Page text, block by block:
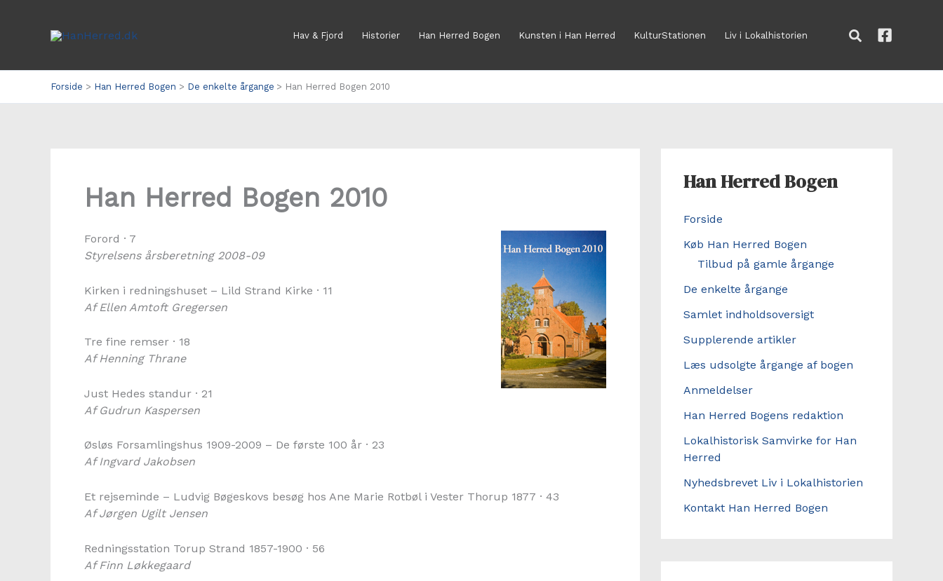
Hav & Fjord Historier Han Herred Bogen Kunsten i Han Herred KulturStationen Liv i Lokalhistorien Søg
Forside Han Herred Bogen De enkelte årgange Han Herred Bogen 2010
Han Herred Bogen 2010
Forord · 7
Styrelsens årsberetning 2008-09
Kirken i redningshuset – Lild Strand Kirke · 11
Af Ellen Amtoft Gregersen
Tre fine remser · 18
Af Henning Thrane
Just Hedes standur · 21
Af Gudrun Kaspersen
Øsløs Forsamlingshus 1909-2009 – De første 100 år · 23
Af Ingvard Jakobsen
Et rejseminde – Ludvig Bøgeskovs besøg hos Ane Marie Rotbøl i Vester Thorup 1877 · 43
Af Jørgen Ugilt Jensen
Redningsstation Torup Strand 1857-1900 · 56
Af Finn Løkkegaard
Han Herred Bogen
Forside
Køb Han Herred Bogen
Tilbud på gamle årgange
De enkelte årgange
Samlet indholdsoversigt
Supplerende artikler
Læs udsolgte årgange af bogen
Anmeldelser
Han Herred Bogens redaktion
Lokalhistorisk Samvirke for Han
Herred
Nyhedsbrevet Liv i Lokalhistorien
Kontakt Han Herred Bogen